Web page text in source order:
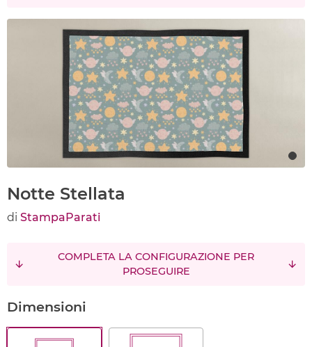
Notte Stellata
di StampaParati
COMPLETA LA CONFIGURAZIONE PER
PROSEGUIRE
Dimensioni